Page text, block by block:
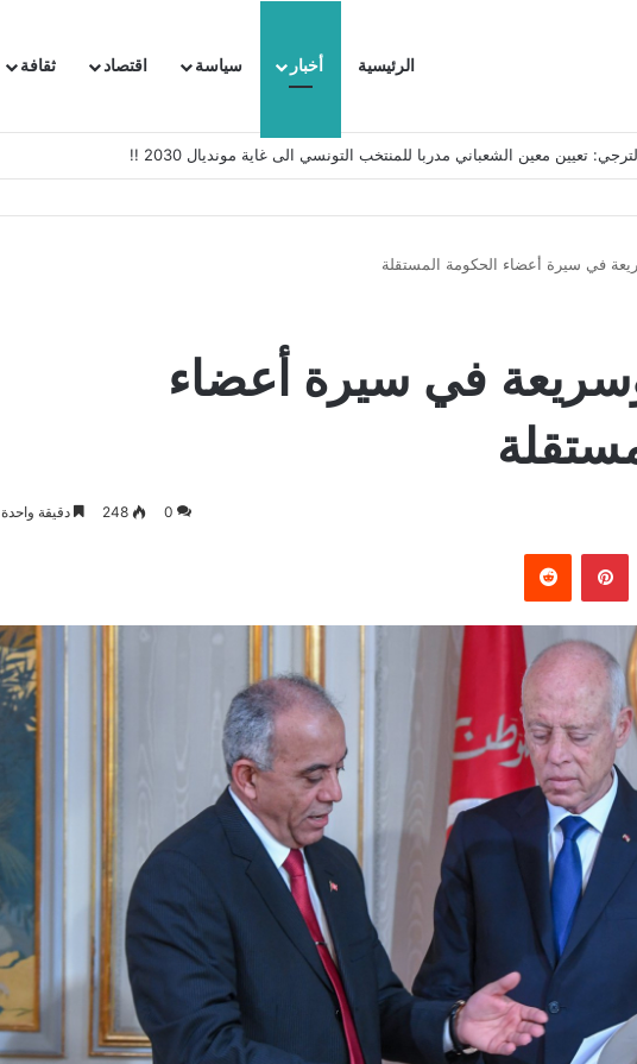
الرئيسية أخبار سياسة اقتصاد ثقافة
سعيّد: الخارجية تستدعي السفيرة الفرنسية بتونس وتبلغها احتجاجا شديد اللهجة !!
في سيرة أعضاء الحكومة المستقلة
وسريعة في سيرة أعضاء
0
248 دقيقة واحدة
بينتيريست